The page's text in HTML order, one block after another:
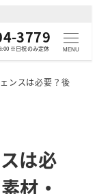
3779
※日祝のみ定休 MENU
ンスは必要？後
は必
材・